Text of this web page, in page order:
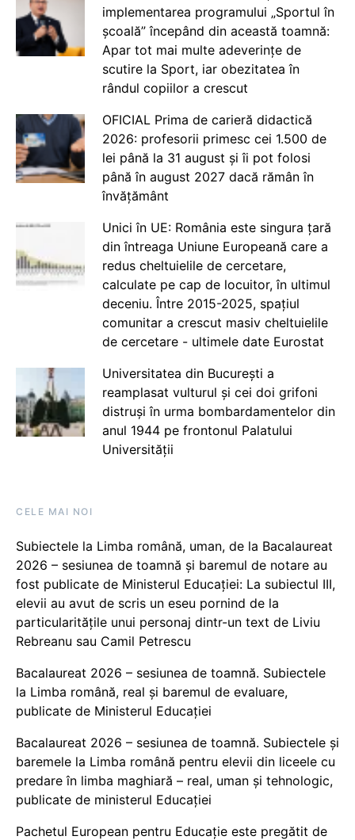
implementarea programului „Sportul în
școală” începând din această toamnă:
Apar tot mai multe adeverințe de
scutire la Sport, iar obezitatea în
rândul copiilor a crescut
OFICIAL Prima de carieră didactică
2026: profesorii primesc cei 1.500 de
lei până la 31 august și îi pot folosi
până în august 2027 dacă rămân în
învățământ
Unici în UE: România este singura țară
din întreaga Uniune Europeană care a
redus cheltuielile de cercetare,
calculate pe cap de locuitor, în ultimul
deceniu. Între 2015-2025, spațiul
comunitar a crescut masiv cheltuielile
de cercetare - ultimele date Eurostat
Universitatea din București a
reamplasat vulturul și cei doi grifoni
distruși în urma bombardamentelor din
anul 1944 pe frontonul Palatului
Universității
CELE MAI NOI
Subiectele la Limba română, uman, de la Bacalaureat
2026 – sesiunea de toamnă și baremul de notare au
fost publicate de Ministerul Educației: La subiectul III,
elevii au avut de scris un eseu pornind de la
particularitățile unui personaj dintr-un text de Liviu
Rebreanu sau Camil Petrescu
Bacalaureat 2026 – sesiunea de toamnă. Subiectele
la Limba română, real și baremul de evaluare,
publicate de Ministerul Educației
Bacalaureat 2026 – sesiunea de toamnă. Subiectele și
baremele la Limba română pentru elevii din liceele cu
predare în limba maghiară – real, uman și tehnologic,
publicate de ministerul Educației
Pachetul European pentru Educație este pregătit de